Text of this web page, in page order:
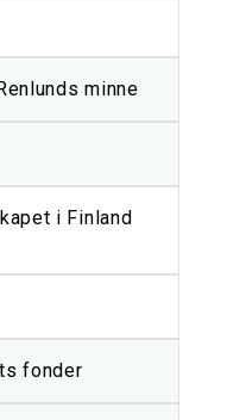
minne
i Finland
fonder